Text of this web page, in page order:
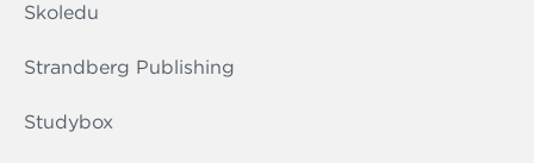
Skoledu
Strandberg Publishing
Studybox